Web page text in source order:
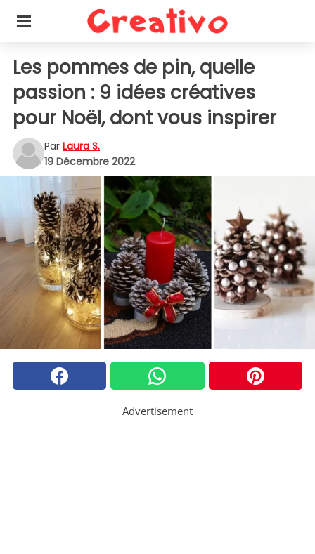
Les pommes de pin, quelle
passion : 9 idées créatives
pour Noël, dont vous inspirer
Par Laura S.
19 Décembre 2022
Advertisement